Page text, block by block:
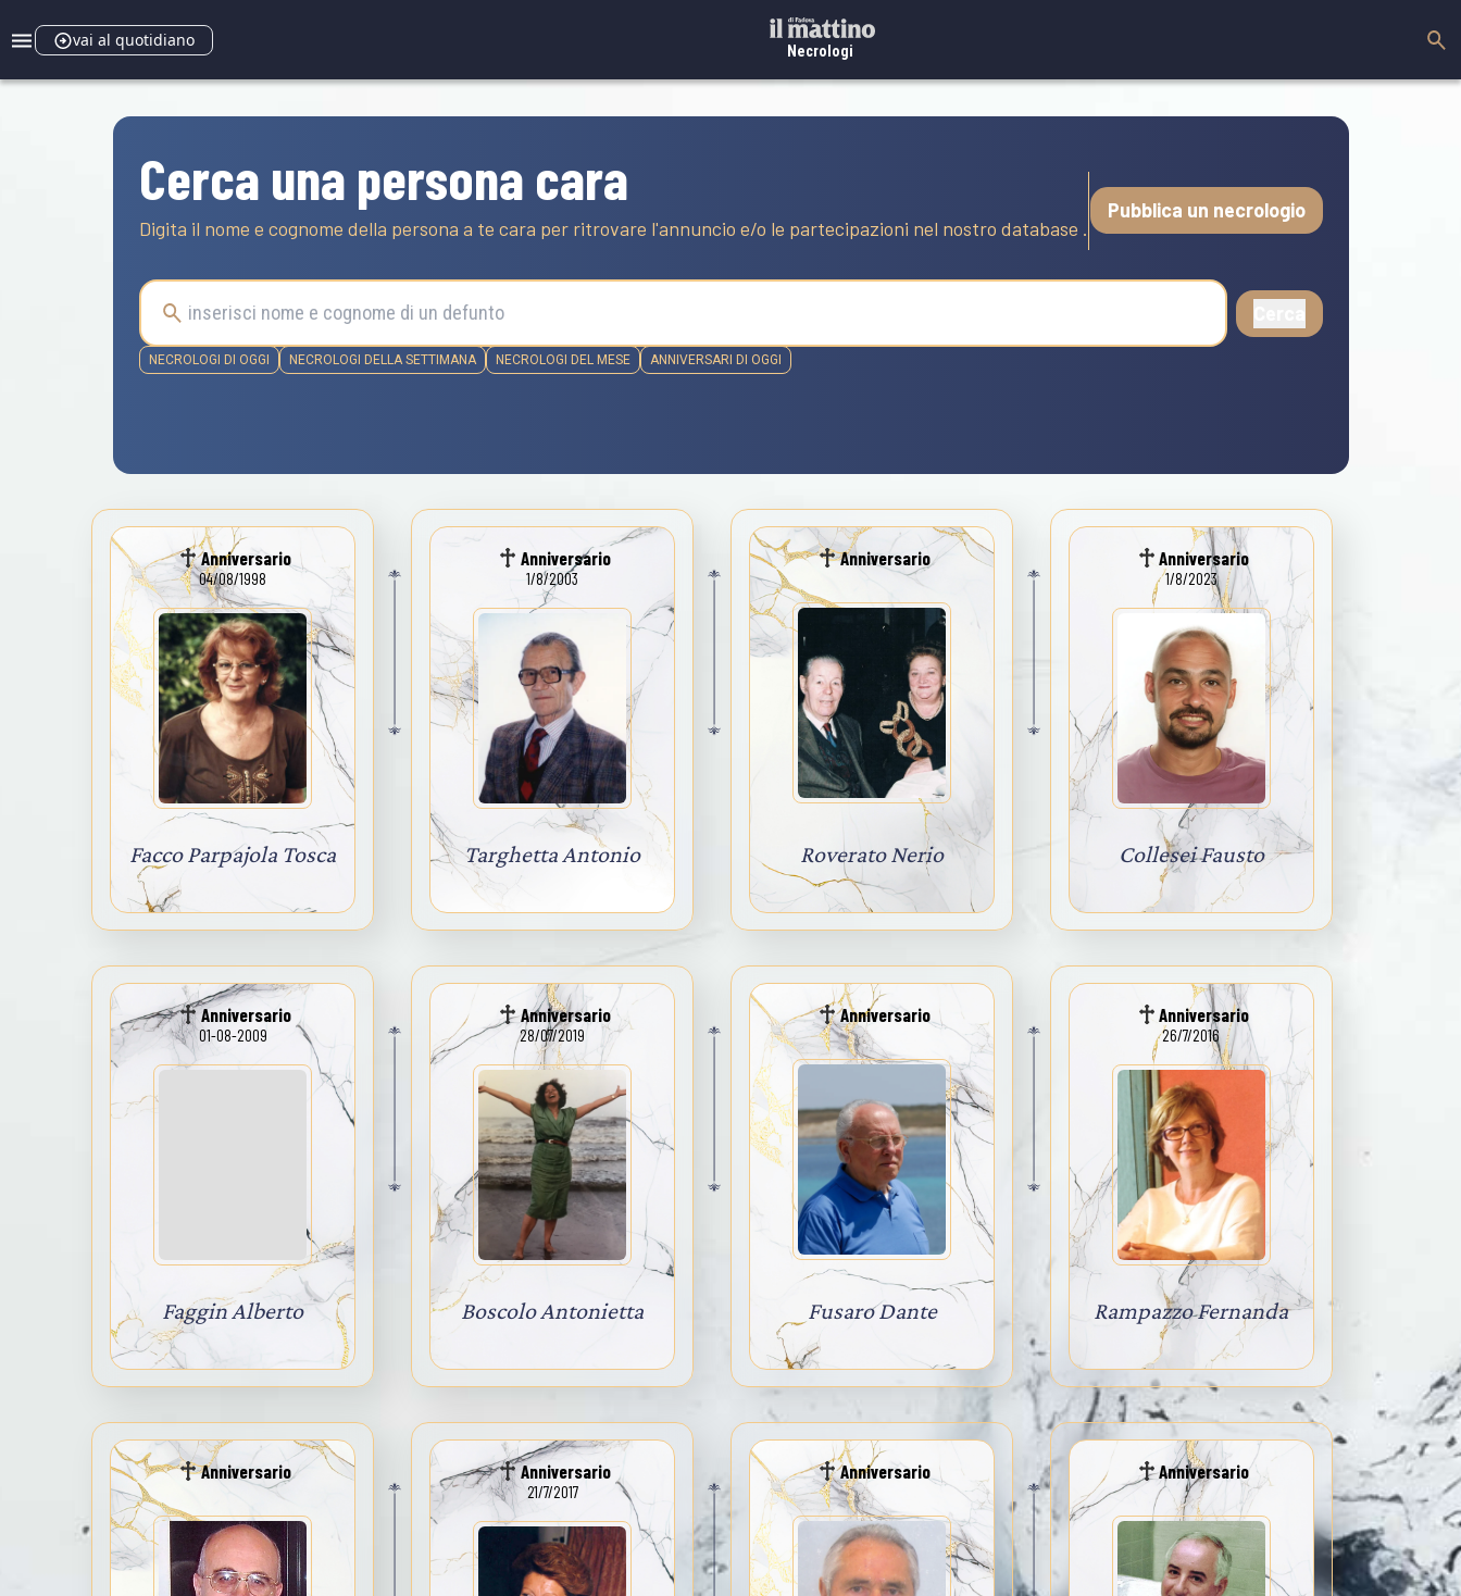
vai al quotidiano
Necrologi
Cerca una persona cara
Digita il nome e cognome della persona a te cara per ritrovare l'annuncio e/o le partecipazioni nel nostro database .
Pubblica un necrologio
NECROLOGI DI OGGI NECROLOGI DELLA SETTIMANA NECROLOGI DEL MESE ANNIVERSARI DI OGGI
Anniversario
04/08/1998
Facco Parpajola Tosca
Anniversario
1/8/2003
Targhetta Antonio
Anniversario
Roverato Nerio
Anniversario
1/8/2023
Collesei Fausto
Anniversario
01-08-2009
Faggin Alberto
Anniversario
28/07/2019
Boscolo Antonietta
Anniversario
Fusaro Dante
Anniversario
26/7/2016
Rampazzo Fernanda
Anniversario Anniversario
21/7/2017
Anniversario Anniversario